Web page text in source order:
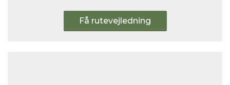
Få rutevejledning